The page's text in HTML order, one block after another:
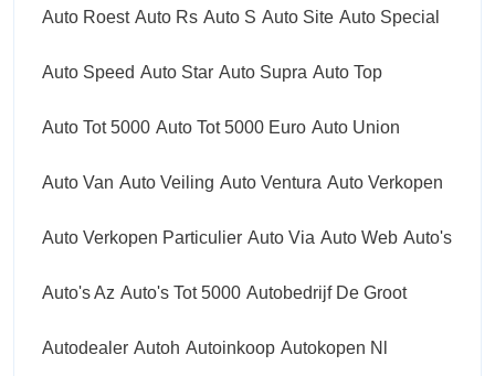
Auto Roest Auto Rs Auto S Auto Site Auto Special
Auto Speed Auto Star Auto Supra Auto Top
Auto Tot 5000 Auto Tot 5000 Euro Auto Union
Auto Van Auto Veiling Auto Ventura Auto Verkopen
Auto Verkopen Particulier Auto Via Auto Web Auto's
Auto's Az Auto's Tot 5000 Autobedrijf De Groot
Autodealer Autoh Autoinkoop Autokopen Nl